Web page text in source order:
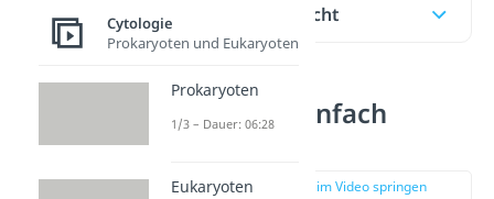
Inhaltsübersicht
Exozytose einfach
zur Stelle im Video springen
Cytologie
Prokaryoten und Eukaryoten
Prokaryoten
1/3 – Dauer: 06:28
Eukaryoten